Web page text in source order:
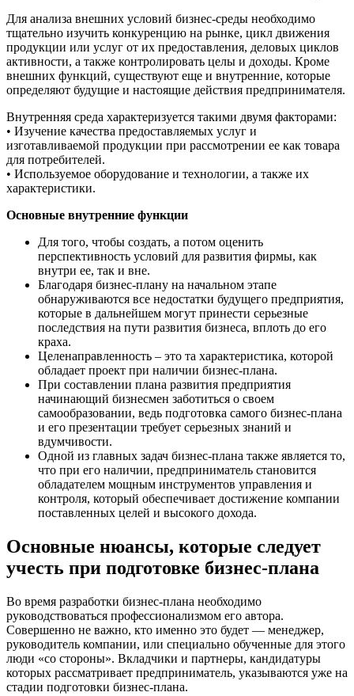
Для анализа внешних условий бизнес-среды необходимо
тщательно изучить конкуренцию на рынке, цикл движения
продукции или услуг от их предоставления, деловых циклов
активности, а также контролировать целы и доходы. Кроме
внешних функций, существуют еще и внутренние, которые
определяют будущие и настоящие действия предпринимателя.
Внутренняя среда характеризуется такими двумя факторами:
• Изучение качества предоставляемых услуг и
изготавливаемой продукции при рассмотрении ее как товара
для потребителей.
• Используемое оборудование и технологии, а также их
характеристики.
Основные внутренние функции
Для того, чтобы создать, а потом оценить
перспективность условий для развития фирмы, как
внутри ее, так и вне.
Благодаря бизнес-плану на начальном этапе
обнаруживаются все недостатки будущего предприятия,
которые в дальнейшем могут принести серьезные
последствия на пути развития бизнеса, вплоть до его
краха.
Целенаправленность – это та характеристика, которой
обладает проект при наличии бизнес-плана.
При составлении плана развития предприятия
начинающий бизнесмен заботиться о своем
самообразовании, ведь подготовка самого бизнес-плана
и его презентации требует серьезных знаний и
вдумчивости.
Одной из главных задач бизнес-плана также является то,
что при его наличии, предприниматель становится
обладателем мощным инструментов управления и
контроля, который обеспечивает достижение компании
поставленных целей и высокого дохода.
Основные нюансы, которые следует
учесть при подготовке бизнес-плана
Во время разработки бизнес-плана необходимо
руководствоваться профессионализмом его автора.
Совершенно не важно, кто именно это будет — менеджер,
руководитель компании, или специально обученные для этого
люди «со стороны». Вкладчики и партнеры, кандидатуры
которых рассматривает предприниматель, указываются уже на
стадии подготовки бизнес-плана.